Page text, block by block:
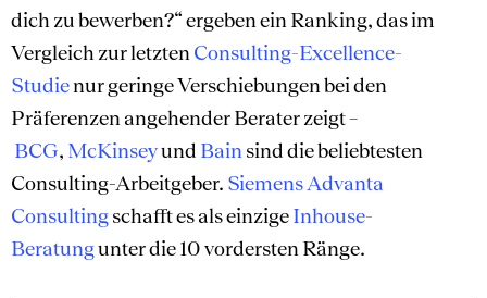
dich zu bewerben?“ ergeben ein Ranking, das im
Vergleich zur letzten Consulting-Excellence-
Studienur geringe Verschiebungen bei den
Präferenzen angehender Berater zeigt –
BCG, McKinseyund Bain sind die beliebtesten
Consulting-Arbeitgeber. Siemens Advanta
Consultingschafft es als einzigeInhouse-
Beratungunter die 10 vordersten Ränge.